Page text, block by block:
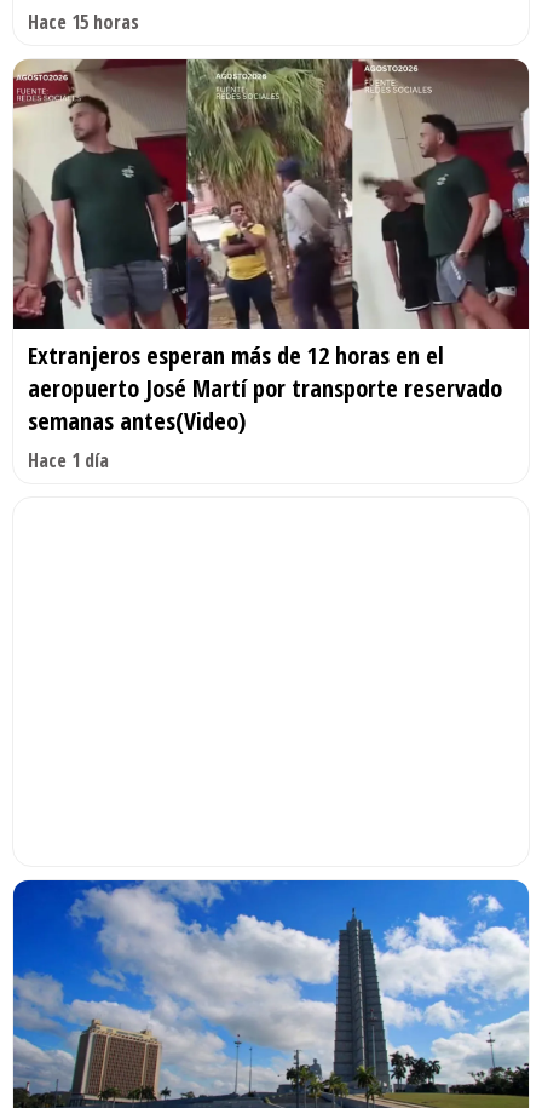
Hace 15 horas
Extranjeros esperan más de 12 horas en el
aeropuerto José Martí por transporte reservado
semanas antes(Video)
Hace 1 día